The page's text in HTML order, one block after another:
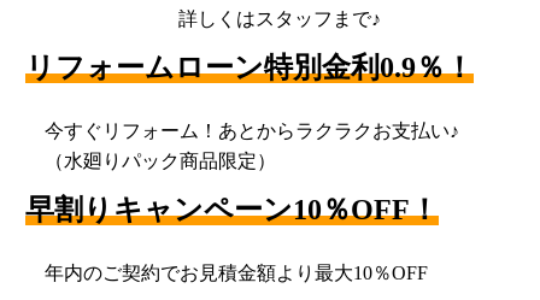
詳しくはスタッフまで♪
リフォームローン特別金利0.9％！
今すぐリフォーム！あとからラクラクお支払い♪
（水廻りパック商品限定）
早割りキャンペーン10％OFF！
年内のご契約でお見積金額より最大10％OFF